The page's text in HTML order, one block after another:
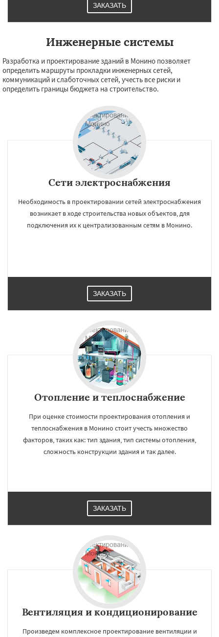
ЗАКАЗАТЬ
Инженерные системы
Разработка и проектирование зданий в Монино позволяет
определить маршруты прокладки инженерных сетей,
коммуникаций и слаботочных сетей, учесть все риски и
определить границы бюджета на строительство.
Сети электроснабжения
Необходимость в проектировании сетей электроснабжения
возникает в ходе строительства новых объектов, для
подключения их к централизованным сетям в Монино.
ЗАКАЗАТЬ
Отопление и теплоснабжение
При оценке стоимости проектирования отопления и
теплоснабжения в Монино стоит учесть множество
факторов, таких как: тип здания, тип системы отопления,
сложность конструкции здания и так далее.
ЗАКАЗАТЬ
Вентиляция и кондиционирование
Произведем комплексное проектирование вентиляции и